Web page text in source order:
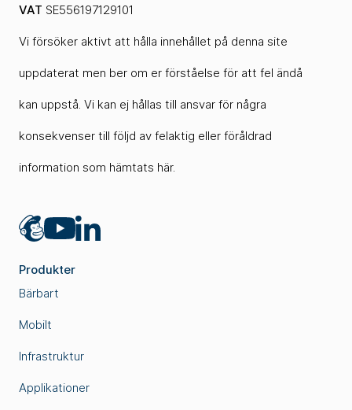
VAT SE556197129101
Vi försöker aktivt att hålla innehållet på denna site
uppdaterat men ber om er förståelse för att fel ändå
kan uppstå. Vi kan ej hållas till ansvar för några
konsekvenser till följd av felaktig eller föråldrad
information som hämtats här.
Mailchimp
YouTubeLinkedIn
Produkter
Bärbart
Mobilt
Infrastruktur
Applikationer